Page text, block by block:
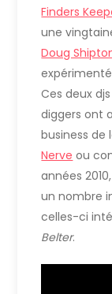
Finders
une
Doug
Ces deux
diggers ont
business de
Nerve ou
années
un nombre
celles-ci
Belter.